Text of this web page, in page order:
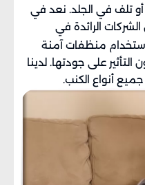
تلف في الجلد. نعد في
الرائدة في
منظفات آمنة
على جودتها. لدينا
أنواع الكنب.